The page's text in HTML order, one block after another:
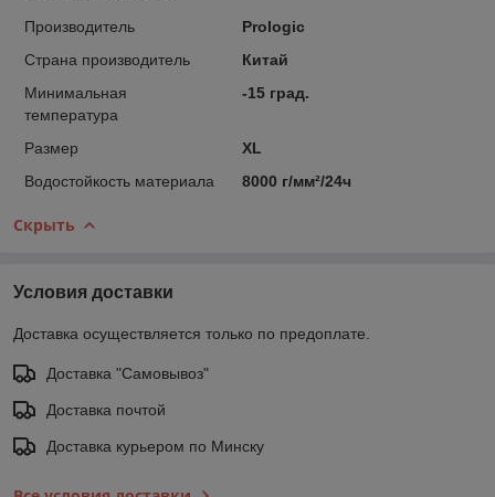
Производитель
Prologic
Страна производитель
Китай
Минимальная
температура
-15 град.
Размер
XL
Водостойкость материала
8000 г/мм²/24ч
Скрыть
Условия доставки
Доставка осуществляется только по предоплате.
Доставка "Самовывоз"
Доставка почтой
Доставка курьером по Минску